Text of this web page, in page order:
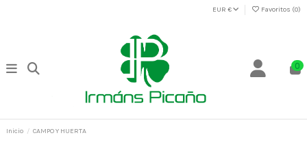
EUR € Favoritos (0)
0
Inicio CAMPO Y HUERTA